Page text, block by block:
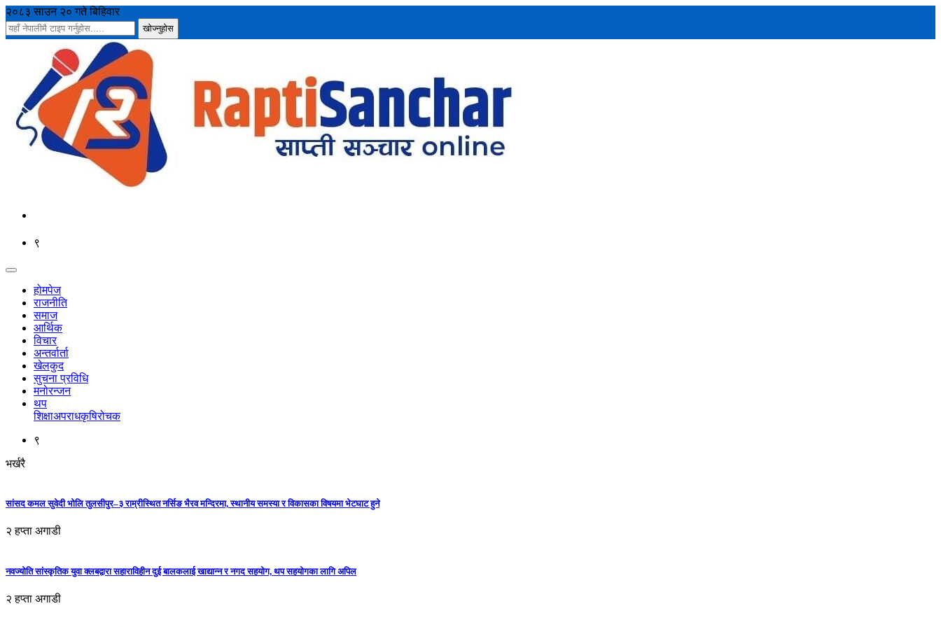
२०८३ साउन २० गते बिहिवार
९
होमपेज
राजनीति
समाज
आर्थिक
विचार
अन्तर्वार्ता
खेलकुद
सुचना प्रविधि
मनोरन्जन
थप
शिक्षाअपराधकृषिरोचक
९
भर्खरै
सांसद कमल सुवेदी भोलि तुलसीपुर–३ राम्रीस्थित नर्सिङ भैरव मन्दिरमा, स्थानीय समस्या र विकासका विषयमा भेटघाट हुने
२ हप्ता अगाडी
नवज्योति सांस्कृतिक युवा क्लबद्वारा सहाराविहीन दुई बालकलाई खाद्यान्न र नगद सहयोग, थप सहयोगका लागि अपिल
२ हप्ता अगाडी